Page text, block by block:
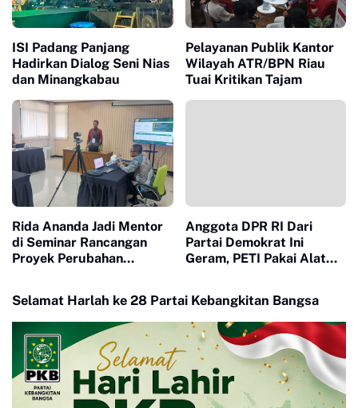
ISI Padang Panjang
Hadirkan Dialog Seni Nias
dan Minangkabau
Pelayanan Publik Kantor
Wilayah ATR/BPN Riau
Tuai Kritikan Tajam
Rida Ananda Jadi Mentor
di Seminar Rancangan
Proyek Perubahan
Anggota DPR RI Dari
Partai Demokrat Ini
Geram, PETI Pakai Alat
Selamat Harlah ke 28 Partai Kebangkitan Bangsa